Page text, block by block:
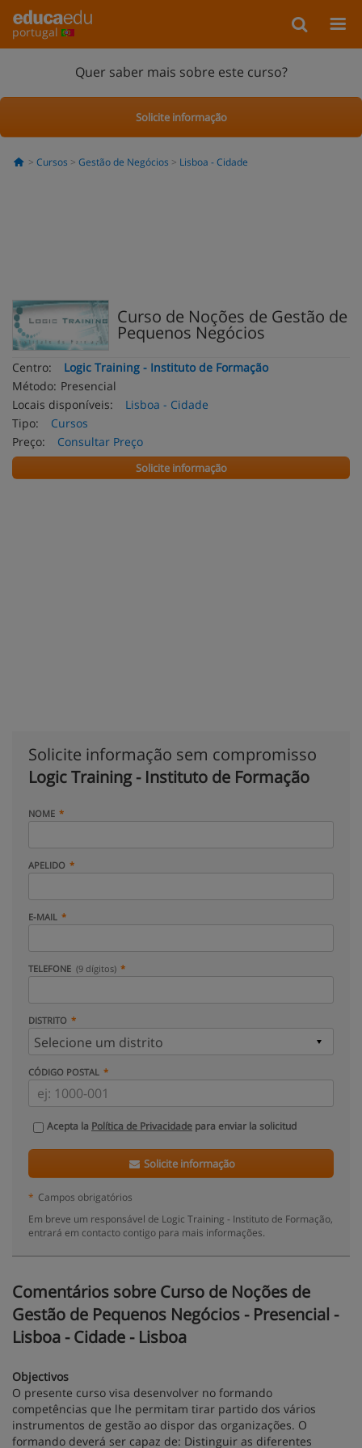
portugal
Quer saber mais sobre este curso?
Solicite informação
Cursos Gestão de Negócios Lisboa - Cidade
Curso de Noções de Gestão de
Pequenos Negócios
Centro:
Logic Training - Instituto de Formação
Método: Presencial
Locais disponíveis:
Lisboa - Cidade
Tipo:
Cursos
Preço:
Consultar Preço
Solicite informação
Solicite informação sem compromisso
Logic Training - Instituto de Formação
NOME
APELIDO
E-MAIL
TELEFONE (9 dígitos)
DISTRITO
CÓDIGO POSTAL
Acepta la Política de Privacidade para enviar la solicitud
Solicite informação
* Campos obrigatórios
Em breve um responsável de Logic Training - Instituto de Formação,
entrará em contacto contigo para mais informações.
Comentários sobre Curso de Noções de
Gestão de Pequenos Negócios - Presencial -
Lisboa - Cidade - Lisboa
Objectivos
O presente curso visa desenvolver no formando
competências que lhe permitam tirar partido dos vários
instrumentos de gestão ao dispor das organizações. O
formando deverá ser capaz de: Distinguir as diferentes